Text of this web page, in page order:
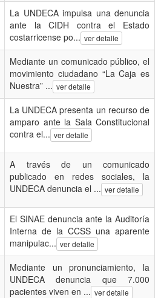
La UNDECA impulsa una denuncia
ante la CIDH contra el Estado
costarricense po... ver detalle
Mediante un comunicado público, el
movimiento ciudadano “La Caja es
Nuestra” ... ver detalle
La UNDECA presenta un recurso de
amparo ante la Sala Constitucional
contra el... ver detalle
A través de un comunicado
publicado en redes sociales, la
UNDECA denuncia el ... ver detalle
El SINAE denuncia ante la Auditoría
Interna de la CCSS una aparente
manipulac... ver detalle
Mediante un pronunciamiento, la
UNDECA denuncia que 7.000
pacientes viven en ... ver detalle